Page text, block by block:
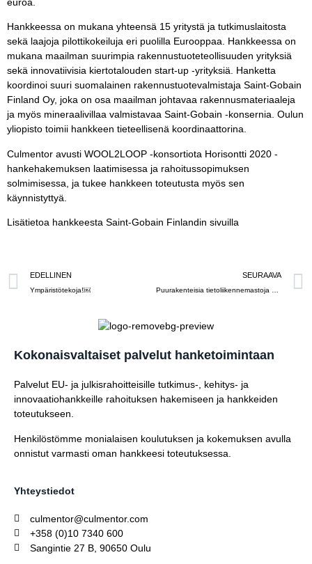
Hankkeessa on mukana yhteensä 15 yritystä ja tutkimuslaitosta
sekä laajoja pilottikokeiluja eri puolilla Eurooppaa. Hankkeessa on
mukana maailman suurimpia rakennustuoteteollisuuden yrityksiä
sekä innovatiivisia kiertotalouden start-up -yrityksiä. Hanketta
koordinoi suuri suomalainen rakennustuotevalmistaja Saint-Gobain
Finland Oy, joka on osa maailman johtavaa rakennusmateriaaleja
ja myös mineraalivillaa valmistavaa Saint-Gobain -konsernia. Oulun
yliopisto toimii hankkeen tieteellisenä koordinaattorina.
Culmentor avusti WOOL2LOOP -konsortiota Horisontti 2020 -
hankehakemuksen laatimisessa ja rahoitussopimuksen
solmimisessa, ja tukee hankkeen toteutusta myös sen
käynnistyttyä.
Lisätietoa hankkeesta Saint-Gobain Finlandin sivuilla
EDELLINEN
Ympäristötekoja!￼
SEURAAVA
Puurakenteisia tietoliikennemastoja kehittävälle Ecotelligent Oy:lle H2020 -rahoitus
Kokonaisvaltaiset palvelut hanketoimintaan
Palvelut EU- ja julkisrahoitteisille tutkimus-, kehitys- ja
innovaatiohankkeille rahoituksen hakemiseen ja hankkeiden
toteutukseen.
Henkilöstömme monialaisen koulutuksen ja kokemuksen avulla
onnistut varmasti oman hankkeesi toteutuksessa.
Yhteystiedot
culmentor@culmentor.com
+358 (0)10 7340 600
Sangintie 27 B, 90650 Oulu